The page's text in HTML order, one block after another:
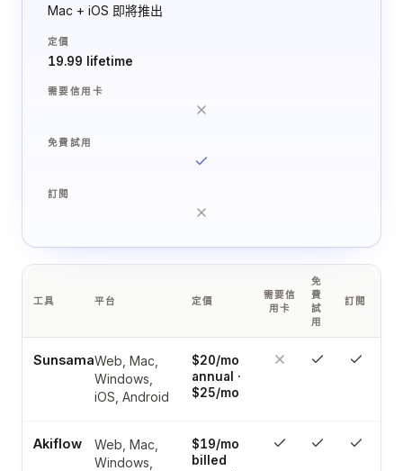
Mac + iOS 即將推出
定價
19.99 lifetime
需要信用卡
免費試用
訂閱
工具 平台 定價
需要信
用卡
免
費
試
用
訂閱
SunsamaWeb, Mac,
Windows,
iOS, Android
$20/mo
annual ·
$25/mo
Akiflow
Web, Mac,
Windows,
$19/mo
billed